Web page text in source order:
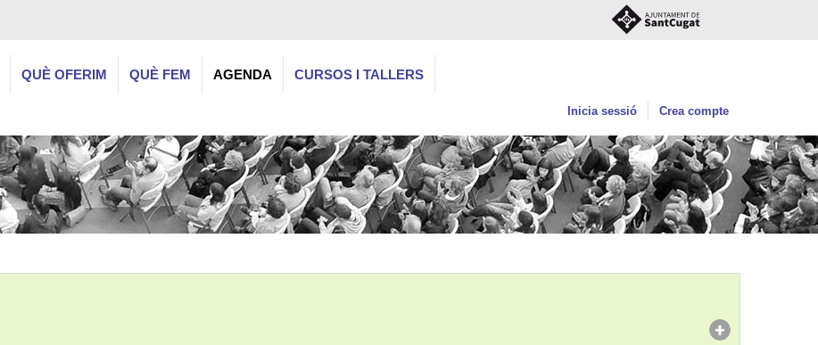
QUÈ OFERIM QUÈ FEM AGENDA CURSOS I TALLERS
Inicia sessió Crea compte